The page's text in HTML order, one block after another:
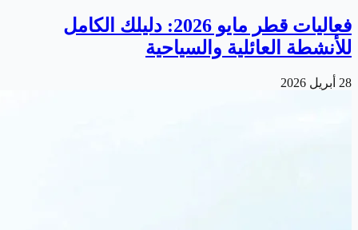
فعاليات قطر مايو 2026: دليلك الكامل
للأنشطة العائلية والسياحية
28 أبريل 2026